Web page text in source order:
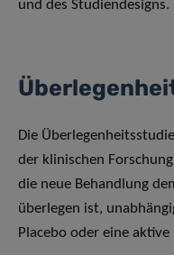
und des Studiendesigns.
Die
der klinischen
die neue Behandlung
überlegen ist,
Placebo oder eine